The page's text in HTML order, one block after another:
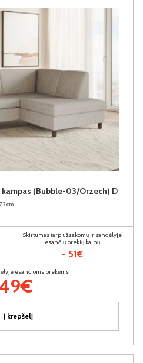
kampas (Bubble-03/Orzech) D
Skirtumas tarp užsakomų ir sandėlyje
esančių prekių kainų
- 51€
esančioms prekėms
Į krepšelį